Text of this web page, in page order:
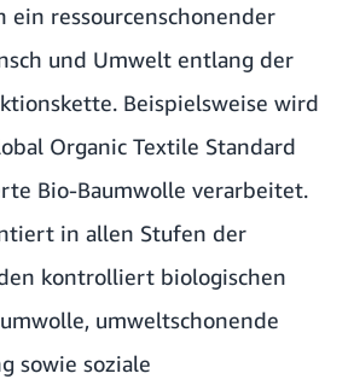
ein ressourcenschonender
und Umwelt entlang der
Beispielsweise wird
Organic Textile Standard
Bio-Baumwolle verarbeitet.
in allen Stufen der
kontrolliert biologischen
umweltschonende
sowie soziale